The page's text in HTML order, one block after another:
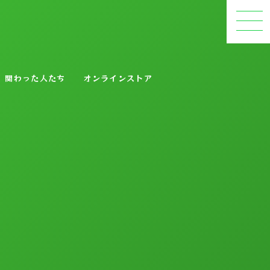
関わった人たち オンラインストア